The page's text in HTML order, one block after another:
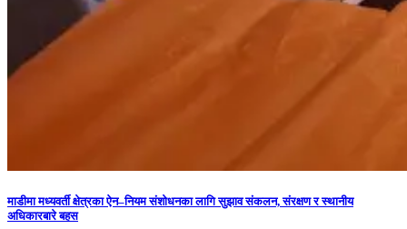
माडीमा मध्यवर्ती क्षेत्रका ऐन–नियम संशोधनका लागि सुझाव संकलन, संरक्षण र स्थानीय
अधिकारबारे बहस